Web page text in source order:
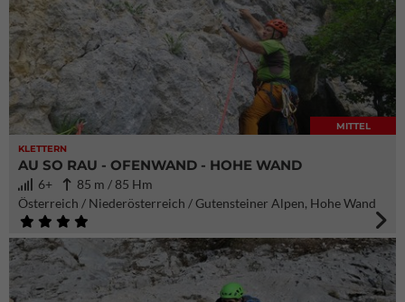
KLETTERN
MITTEL
AU SO RAU - OFENWAND - HOHE WAND
6+
85 m / 85 Hm
Österreich / Niederösterreich / Gutensteiner Alpen, Hohe Wand